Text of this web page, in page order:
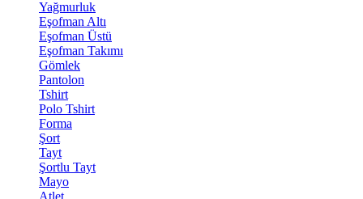
Yağmurluk
Eşofman Altı
Eşofman Üstü
Eşofman Takımı
Gömlek
Pantolon
Tshirt
Polo Tshirt
Forma
Şort
Tayt
Şortlu Tayt
Mayo
Atlet